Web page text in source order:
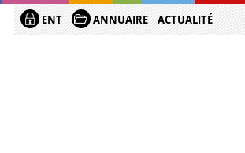
ENT ANNUAIRE ACTUALITÉ